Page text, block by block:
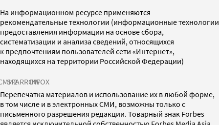
На информационном ресурсе применяются
рекомендательные технологии (информационные технологии
предоставления информации на основе сбора,
систематизации и анализа сведений, относящихся
к предпочтениям пользователей сети «Интернет»,
находящихся на территории Российской Федерации)
SPARROWINFOX
Перепечатка материалов и использование их в любой форме,
в том числе и в электронных СМИ, возможны только с
письменного разрешения редакции. Товарный знак Forbes